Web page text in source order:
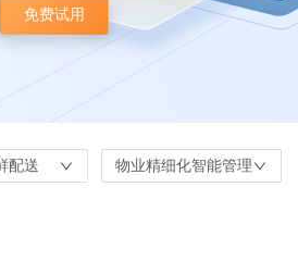
免费试用
配送 物业精细化智能管理